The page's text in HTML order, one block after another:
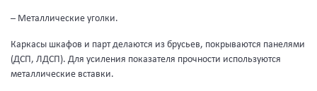
– Металлические уголки.
Каркасы шкафов и парт делаются из брусьев, покрываются панелями
(ДСП, ЛДСП). Для усиления показателя прочности используются
металлические вставки.